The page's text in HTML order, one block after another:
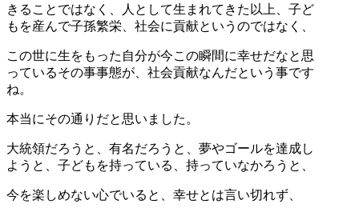
きることではなく、人として生まれてきた以上、子ど
もを産んで子孫繁栄、社会に貢献というのではなく、
この世に生をもった自分が今この瞬間に幸せだなと思
っているその事事態が、社会貢献なんだという事です
ね。
本当にその通りだと思いました。
大統領だろうと、有名だろうと、夢やゴールを達成し
ようと、子どもを持っている、持っていなかろうと、
今を楽しめない心でいると、幸せとは言い切れず、